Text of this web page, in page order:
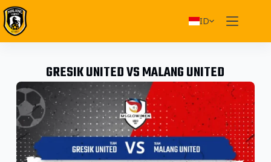
ID
GRESIK UNITED VS MALANG UNITED